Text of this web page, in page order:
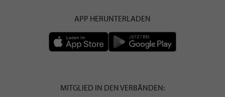
APP HERUNTERLADEN
MITGLIED IN DEN VERBÄNDEN: